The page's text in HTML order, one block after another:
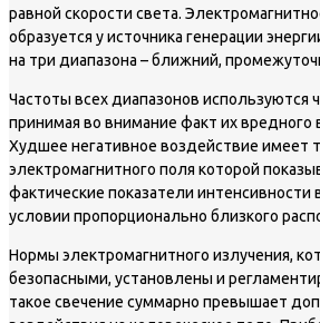
равной скорости света.
образуется у источника генерации
на три диапазона – ближний,
Частоты всех диапазонов используются
принимая во внимание факт их вредного
Худшее негативное воздействие имеет
электромагнитного поля которой
фактические показатели интенсивности
условии пропорционально близкого
Нормы электромагнитного излучения,
безопасными, установлены и
такое свечение суммарно превышает